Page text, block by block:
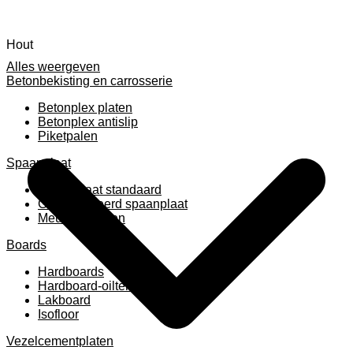
Alles weergeven
Betonbekisting en carrosserie
Betonplex platen
Betonplex antislip
Piketpalen
Spaanplaat
Spaanplaat standaard
Geplastificeerd spaanplaat
Meubelpanelen
Boards
Hardboards
Hardboard-oiltemperated
Lakboard
Isofloor
Vezelcementplaten
Hout